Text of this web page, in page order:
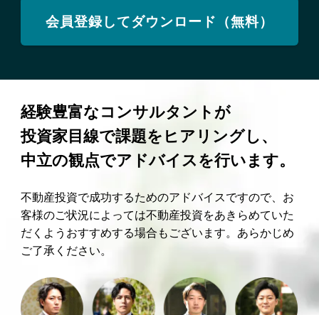
会員登録してダウンロード（無料）
経験豊富なコンサルタントが
投資家目線で課題をヒアリングし、
中立の観点でアドバイスを行います。
不動産投資で成功するためのアドバイスですので、お
客様のご状況によっては不動産投資をあきらめていた
だくようおすすめする場合もございます。あらかじめ
ご了承ください。